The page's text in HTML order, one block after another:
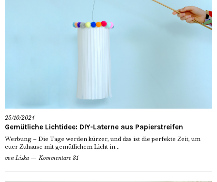
25/10/2024
Gemütliche Lichtidee: DIY-Laterne aus Papierstreifen
Werbung – Die Tage werden kürzer, und das ist die perfekte Zeit, um
euer Zuhause mit gemütlichem Licht in...
von Liska Kommentare 31